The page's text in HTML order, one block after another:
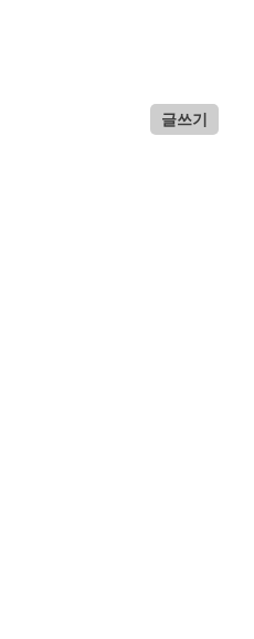
글쓰기